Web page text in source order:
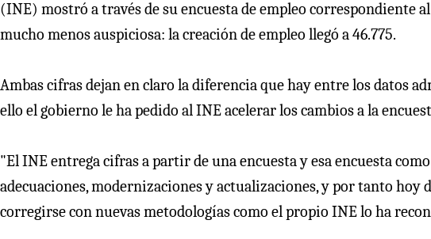
(INE) mostró a través de su encuesta de empleo correspondiente
mucho menos auspiciosa: la creación de empleo llegó a 46.775.
Ambas cifras dejan en claro la diferencia que hay entre los datos
ello el gobierno le ha pedido al INE acelerar los cambios a la
"El INE entrega cifras a partir de una encuesta y esa encuesta
adecuaciones, modernizaciones y actualizaciones, y por tanto hoy
corregirse con nuevas metodologías como el propio INE lo ha